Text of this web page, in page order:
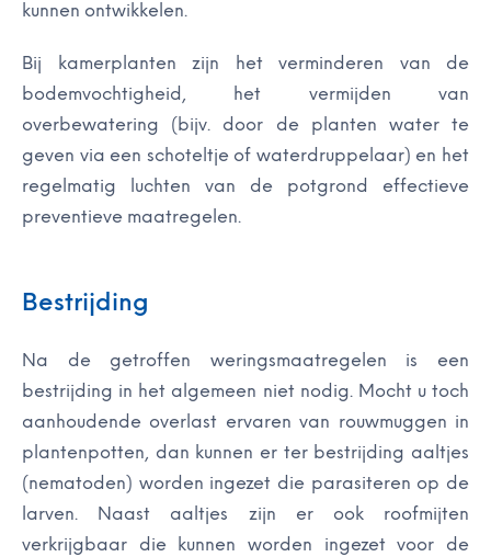
kunnen ontwikkelen.
Bij kamerplanten zijn het verminderen van de
bodemvochtigheid, het vermijden van
overbewatering (bijv. door de planten water te
geven via een schoteltje of waterdruppelaar) en het
regelmatig luchten van de potgrond effectieve
preventieve maatregelen.
Bestrijding
Na de getroffen weringsmaatregelen is een
bestrijding in het algemeen niet nodig. Mocht u toch
aanhoudende overlast ervaren van rouwmuggen in
plantenpotten, dan kunnen er ter bestrijding aaltjes
(nematoden) worden ingezet die parasiteren op de
larven. Naast aaltjes zijn er ook roofmijten
verkrijgbaar die kunnen worden ingezet voor de